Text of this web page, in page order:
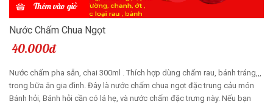
Thêm vào giỏ
Nước Chấm Chua Ngọt
40.000đ
Nước chấm pha sẵn, chai 300ml . Thích hợp dùng chấm rau, bánh tráng,,,
trong bữa ăn gia đình. Đây là nước chấm chua ngọt đặc trung cảu món
Bánh hỏi, Bánh hỏi cần có lá hẹ, và nước chấm đặc trưng này. Nếu bạn